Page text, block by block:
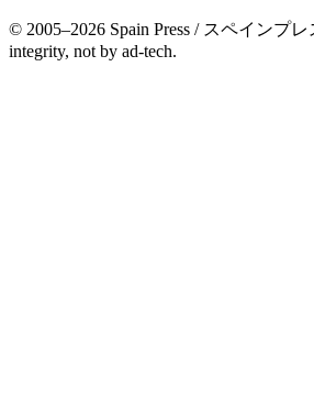
© 2005–2026 Spain Press / スペインプレ
integrity, not by ad-tech.